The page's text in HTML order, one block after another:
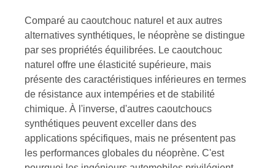
Comparé au caoutchouc naturel et aux autres
alternatives synthétiques, le néoprène se distingue
par ses propriétés équilibrées. Le caoutchouc
naturel offre une élasticité supérieure, mais
présente des caractéristiques inférieures en termes
de résistance aux intempéries et de stabilité
chimique. À l'inverse, d'autres caoutchoucs
synthétiques peuvent exceller dans des
applications spécifiques, mais ne présentent pas
les performances globales du néoprène. C'est